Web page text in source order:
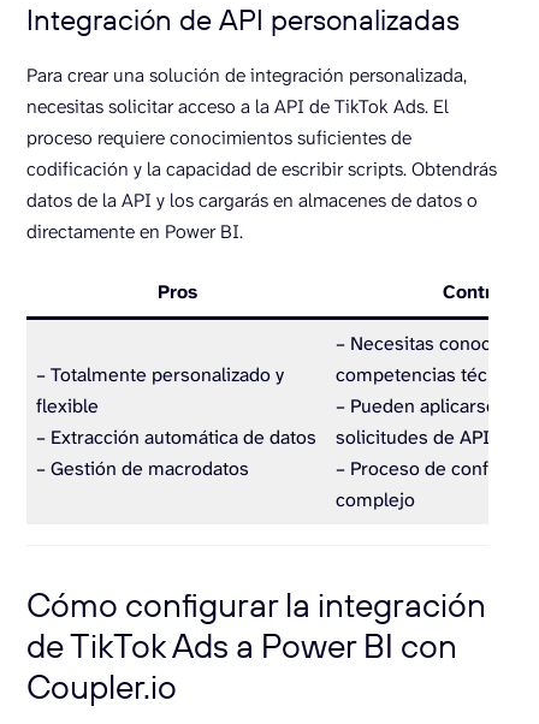
Integración de API personalizadas
Para crear una solución de integración personalizada,
necesitas solicitar acceso a la API de TikTok Ads. El
proceso requiere conocimientos suficientes de
codificación y la capacidad de escribir scripts. Obtendrás
datos de la API y los cargarás en almacenes de datos o
directamente en Power BI.
Pros Contras
– Totalmente personalizado y
flexible
– Extracción automática de datos
– Gestión de macrodatos
– Necesitas
competencias técnicas
– Pueden aplicarse
solicitudes de API
– Proceso de
complejo
Cómo configurar la integración
de TikTok Ads a Power BI con
Coupler.io